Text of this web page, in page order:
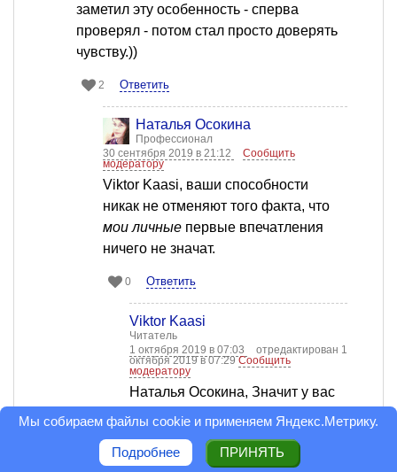
заметил эту особенность - сперва
проверял - потом стал просто доверять
чувству.))
2 Ответить
Наталья Осокина
Профессионал
30 сентября 2019 в 21:12
Сообщить
модератору
Viktor Kaasi, ваши способности
никак не отменяют того факта, что
мои личные первые впечатления
ничего не значат.
0 Ответить
Viktor Kaasi
Читатель
1 октября 2019 в 07:03
отредактирован 1
октября 2019 в 07:29Сообщить
модератору
Наталья Осокина, Значит у вас
это "работает" иначе, чем у
вы в этом разобрались и ошибки
Мы собираем файлы cookie и применяем Яндекс.Метрику.
Подробнее ПРИНЯТЬ